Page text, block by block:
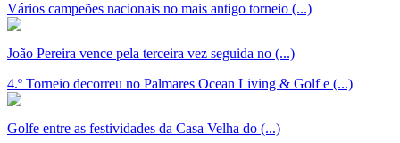
Vários campeões nacionais no mais antigo torneio (...)
João Pereira vence pela terceira vez seguida no (...)
4.º Torneio decorreu no Palmares Ocean Living & Golf e (...)
Golfe entre as festividades da Casa Velha do (...)